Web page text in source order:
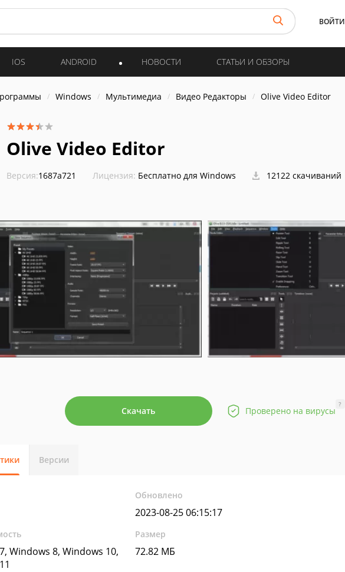
ВОЙТИ
IOS ANDROID НОВОСТИ СТАТЬИ И ОБЗОРЫ
Windows Мультимедиа Видео Редакторы Olive Video Editor
Olive Video Editor
Версия:1687a721 Лицензия: Бесплатно для Windows 12122 скачиваний
Скачать Проверено на вирусы
?
Версии
Обновлено
2023-08-25 06:15:17
Windows 8, Windows 10,
Размер
72.82 МБ